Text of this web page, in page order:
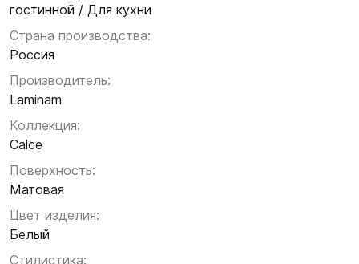
гостинной / Для кухни
Страна производства:
Россия
Производитель:
Laminam
Коллекция:
Calce
Поверхность:
Матовая
Цвет изделия:
Белый
Стилистика: